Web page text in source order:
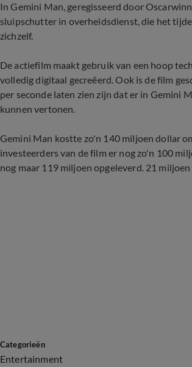
In Gemini Man, geregisseerd door
sluipschutter in overheidsdienst, die het
zichzelf.
De actiefilm maakt gebruik van een hoop
volledig digitaal gecreëerd. Ook is de film
per seconde laten zien zijn dat er in Gemini
kunnen vertonen.
Gemini Man kostte zo'n 140 miljoen dollar
investeerders van de film er nog zo'n 100
nog maar 119 miljoen opgeleverd. 21
Categorieën
Entertainment